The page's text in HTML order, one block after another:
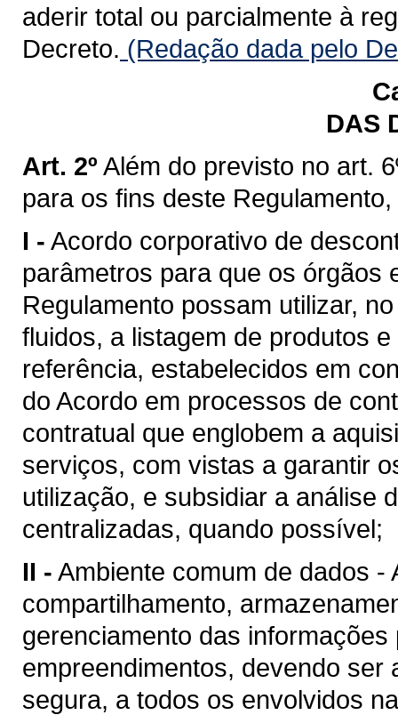
aderir total ou parcialmente à
Decreto. (Redação dada pelo
DAS
Art. 2º Além do previsto no art.
para os fins deste
I - Acordo corporativo de
parâmetros para que os órgãos
Regulamento possam utilizar,
fluidos, a listagem de produtos
referência, estabelecidos em
do Acordo em processos de
contratual que englobem a
serviços, com vistas a garantir
utilização, e subsidiar a análise
centralizadas, quando possível;
II - Ambiente comum de dados
compartilhamento,
gerenciamento das
empreendimentos, devendo
segura, a todos os envolvidos